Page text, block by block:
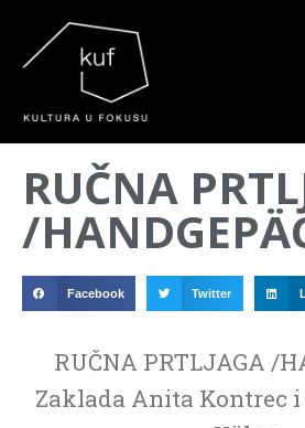
RUČNA
/
Facebook Twitter
RUČNA PRTLJAGA /
Zaklada Anita Kontrec i
▼
▼